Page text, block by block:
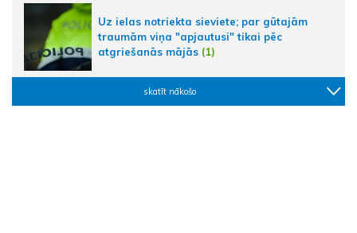
Uz ielas notriekta sieviete; par gūtajām
traumām viņa "apjautusi" tikai pēc
atgriešanās mājās (1)
skatīt nākošo